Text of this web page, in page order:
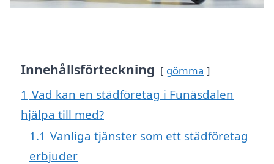
Innehållsförteckning gömma
1 Vad kan en städföretag i Funäsdalen
hjälpa till med?
1.1 Vanliga tjänster som ett städföretag
erbjuder